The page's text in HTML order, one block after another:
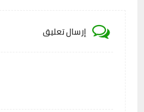
إرسال تعليق